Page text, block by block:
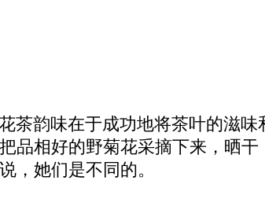
茶韵味在于成功地将茶叶的滋
品相好的野菊花采摘下来，晒
，她们是不同的。